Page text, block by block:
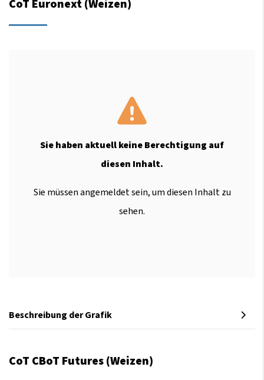
CoT Euronext (Weizen)
Sie haben aktuell keine Berechtigung auf
diesen Inhalt.
Sie müssen angemeldet sein, um diesen Inhalt zu
sehen.
Beschreibung der Grafik
CoT CBoT Futures (Weizen)